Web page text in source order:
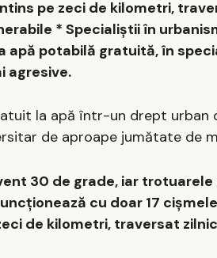
pe zeci de kilometri,
* Specialiștii în
apă potabilă gratuită, în
agresive.
la apă într-un drept urban
de aproape jumătate de
30 de grade, iar
cu doar 17
de kilometri, traversat